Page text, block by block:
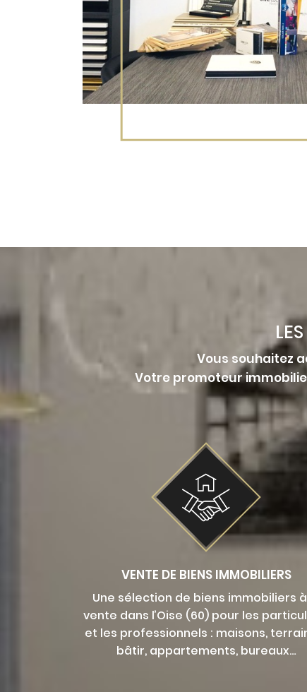
Vous souhaitez
Votre promoteur
VENTE DE BIENS IMMOBILIERS
Une sélection de biens immobiliers
vente dans l’Oise (60) pour les
et les professionnels : maisons,
bâtir, appartements, bureaux…